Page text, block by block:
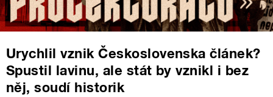
Urychlil vznik Československa článek?
Spustil lavinu, ale stát by vznikl i bez
něj, soudí historik